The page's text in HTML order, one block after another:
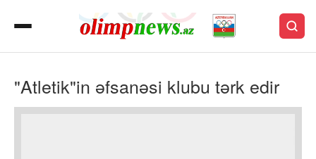
"Atletik"in əfsanəsi klubu tərk edir